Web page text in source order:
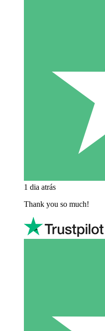
1 dia atrás
Thank you so much!